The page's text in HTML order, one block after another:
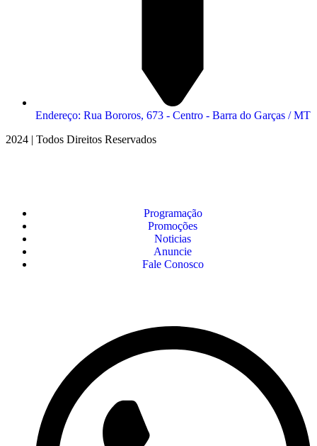
Endereço: Rua Bororos, 673 - Centro - Barra do Garças / MT
2024 | Todos Direitos Reservados
Programação
Promoções
Noticias
Anuncie
Fale Conosco